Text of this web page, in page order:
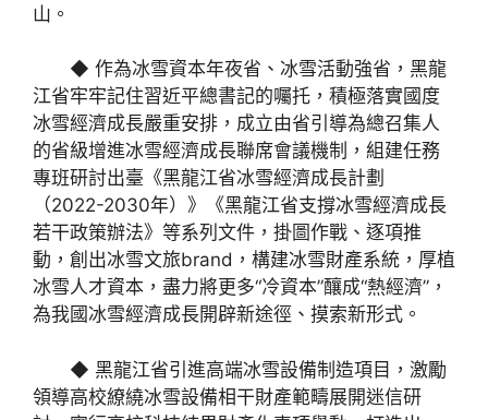
山。
◆ 作為冰雪資本年夜省、冰雪活動強省，黑龍
江省牢牢記住習近平總書記的囑托，積極落實國度
冰雪經濟成長嚴重安排，成立由省引導為總召集人
的省級增進冰雪經濟成長聯席會議機制，組建任務
專班研討出臺《黑龍江省冰雪經濟成長計劃
（2022-2030年）》《黑龍江省支撐冰雪經濟成長
若干政策辦法》等系列文件，掛圖作戰、逐項推
動，創出冰雪文旅brand，構建冰雪財產系統，厚植
冰雪人才資本，盡力將更多“冷資本”釀成“熱經濟”，
為我國冰雪經濟成長開辟新途徑、摸索新形式。
◆ 黑龍江省引進高端冰雪設備制造項目，激勵
領導高校繚繞冰雪設備相干財產範疇展開迷信研